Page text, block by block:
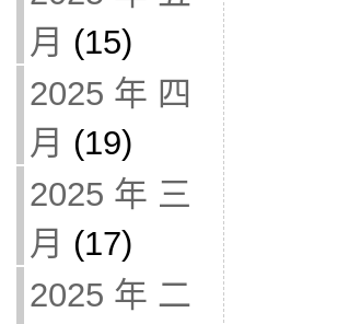
月 (15)
2025 年 四
月 (19)
2025 年 三
月 (17)
2025 年 二